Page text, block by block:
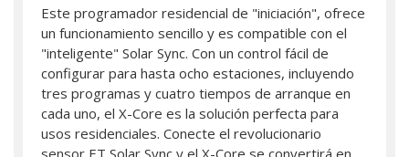
Este programador residencial de "iniciación", ofrece
un funcionamiento sencillo y es compatible con el
"inteligente" Solar Sync. Con un control fácil de
configurar para hasta ocho estaciones, incluyendo
tres programas y cuatro tiempos de arranque en
cada uno, el X-Core es la solución perfecta para
usos residenciales. Conecte el revolucionario